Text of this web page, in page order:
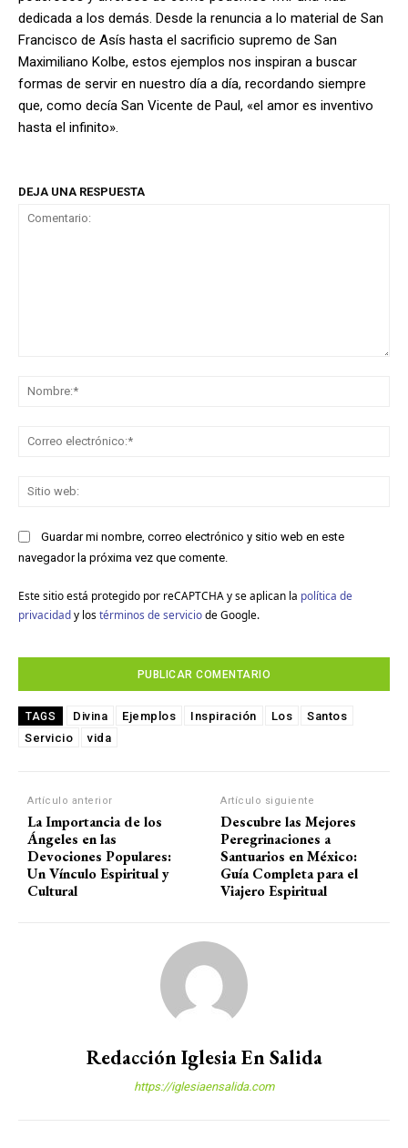
dedicada a los demás. Desde la renuncia a lo material de San
Francisco de Asís hasta el sacrificio supremo de San
Maximiliano Kolbe, estos ejemplos nos inspiran a buscar
formas de servir en nuestro día a día, recordando siempre
que, como decía San Vicente de Paul, «el amor es inventivo
hasta el infinito».
DEJA UNA RESPUESTA
Guardar mi nombre, correo electrónico y sitio web en este
navegador la próxima vez que comente.
Este sitio está protegido por reCAPTCHA y se aplican la política de
privacidady los términos de serviciode Google.
TAGS Divina Ejemplos Inspiración Los
Santos
Servicio
vida
Artículo anterior
La Importancia de los
Ángeles en las
Devociones Populares:
Un Vínculo Espiritual y
Cultural
Artículo siguiente
Descubre las Mejores
Peregrinaciones a
Santuarios en México:
Guía Completa para el
Viajero Espiritual
Redacción Iglesia En Salida
https://iglesiaensalida.com